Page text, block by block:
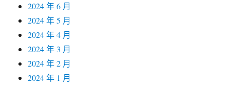
2024 年 6 月
2024 年 5 月
2024 年 4 月
2024 年 3 月
2024 年 2 月
2024 年 1 月